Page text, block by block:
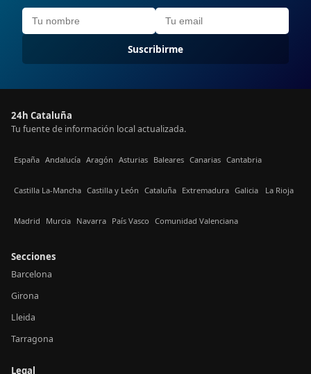
Suscribirme
24h Cataluña
Tu fuente de información local actualizada.
España Andalucía Aragón Asturias Baleares Canarias Cantabria
Castilla La-Mancha Castilla y León Cataluña Extremadura Galicia La Rioja
Madrid Murcia Navarra País Vasco Comunidad Valenciana
Secciones
Barcelona
Girona
Lleida
Tarragona
Legal